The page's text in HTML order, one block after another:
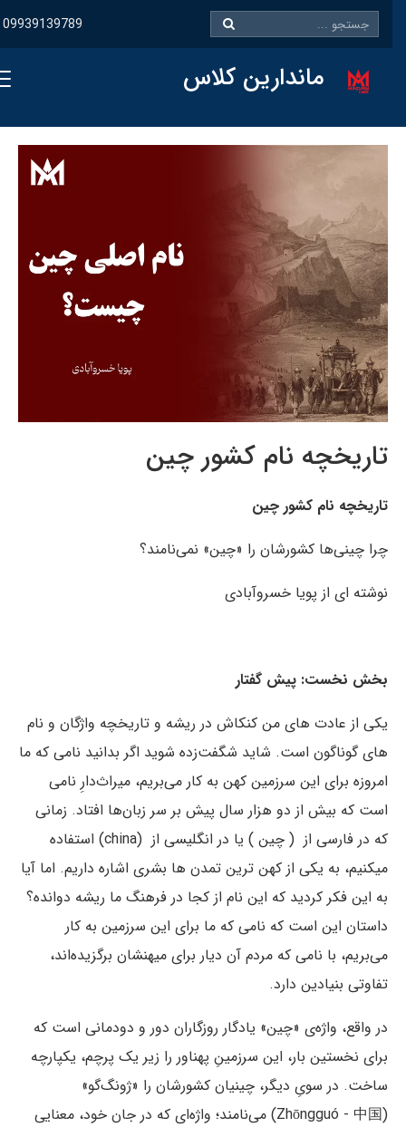
09939139789
ماندارین کلاس
تاریخچه نام کشور چین
تاریخچه نام کشور چین
چرا چینی‌ها کشورشان را «چین» نمی‌نامند؟
نوشته ای از پویا خسروآبادی
بخش نخست: پیش گفتار
یکی از عادت های من کنکاش در ریشه و تاریخچه واژگان و نام
های گوناگون است. شاید شگفت‌زده شوید اگر بدانید نامی که ما
امروزه برای این سرزمین کهن به کار می‌بریم، میراث‌دارِ نامی
است که بیش از دو هزار سال پیش بر سر زبان‌ها افتاد. زمانی
که در فارسی از ( چین ) یا در انگلیسی از (china) استفاده
میکنیم، به یکی از کهن ترین تمدن ها بشری اشاره داریم. اما آیا
به این فکر کردید که این نام از کجا در فرهنگ ما ریشه دوانده؟
داستان این است که نامی که ما برای این سرزمین به کار
می‌بریم، با نامی که مردم آن دیار برای میهنشان برگزیده‌اند،
تفاوتی بنیادین دارد.
در واقع، واژه‌ی «چین» یادگار روزگاران دور و دودمانی است که
برای نخستین بار، این سرزمینِ پهناور را زیر یک پرچم، یکپارچه
ساخت. در سویِ دیگر، چینیان کشورشان را «ژونگ‌گو»
(Zhōngguó - 中国) می‌نامند؛ واژه‌ای که در جان خود، معنایی